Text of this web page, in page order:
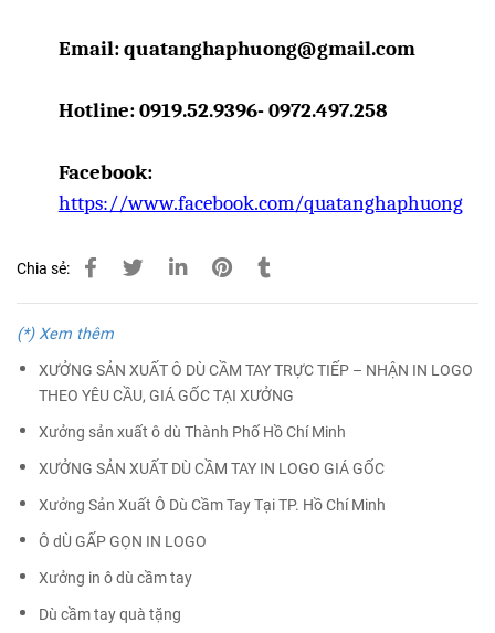
Email: quatanghaphuong@gmail.com
Hotline: 0919.52.9396- 0972.497.258
Facebook:
https://www.facebook.com/quatanghaphuong
Chia sẻ:
(*) Xem thêm
XƯỞNG SẢN XUẤT Ô DÙ CẦM TAY TRỰC TIẾP – NHẬN IN LOGO
THEO YÊU CẦU, GIÁ GỐC TẠI XƯỞNG
Xưởng sản xuất ô dù Thành Phố Hồ Chí Minh
XƯỞNG SẢN XUẤT DÙ CẦM TAY IN LOGO GIÁ GỐC
Xưởng Sản Xuất Ô Dù Cầm Tay Tại TP. Hồ Chí Minh
Ô dÙ GẤP GỌN IN LOGO
Xưởng in ô dù cầm tay
Dù cầm tay quà tặng